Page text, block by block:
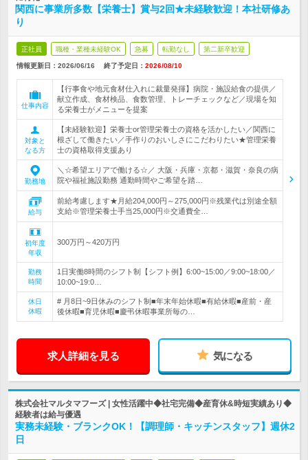
関西に事業所多数【栄養士】賞与2回★未経験歓迎！本社研修あ
り
正社員 職種・業種未経験OK 急募 転勤なし 第二新卒歓迎
情報更新日：2026/06/16 終了予定日： 2026/08/10
仕事内容
【行事食や地元食材仕入れに裁量発揮】病院・施設給食の提供／
献立作成、食材検品、食数管理、トレーチェックなど／現場を知
る栄養士がメニューを提案
対象と
なる方
【未経験歓迎】栄養士or管理栄養士の資格を活かしたい／関西に
根ざして働きたい／手作りのおいしさにこだわりたい★管理栄養
士の資格取得支援あり
勤務地
＼☆希望エリアで働ける☆／ 大阪・兵庫・京都・滋賀・奈良の病
院や福祉施設勤務 通勤時間やご希望を踏…
給与
前給考慮します★月給204,000円～275,000円※残業代は別途全額
支給※管理栄養士手当25,000円※交通費全…
初年度
年収
300万円～420万円
勤務
時間
1日実働8時間のシフト制【シフト例】6:00~15:00／9:00~18:00／
10:00~19:0…
休日
休暇
# 月8日~9日休みのシフト制■年末年始休暇■有給休暇■産前・産
後休暇■育児休暇■慶弔休暇事業所毎の…
求人詳細を見る 気になる
株式会社マルタマフーズ | 女性活躍中◆社宅完備◆産育休&時短実績あり◆
経験者は給与優遇
実務未経験・ブランクOK！【調理師・キッチンスタッフ】週休2
日